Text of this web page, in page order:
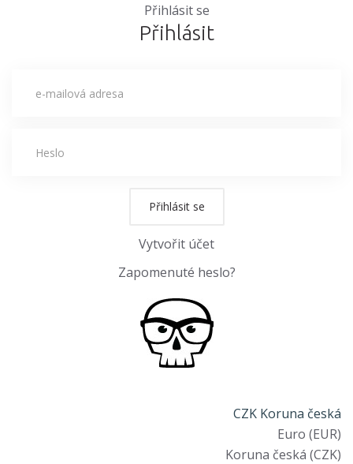
Přihlásit se
Přihlásit
Přihlásit se
Vytvořit účet
Zapomenuté heslo?
CZK Koruna česká
Euro (EUR)
Koruna česká (CZK)